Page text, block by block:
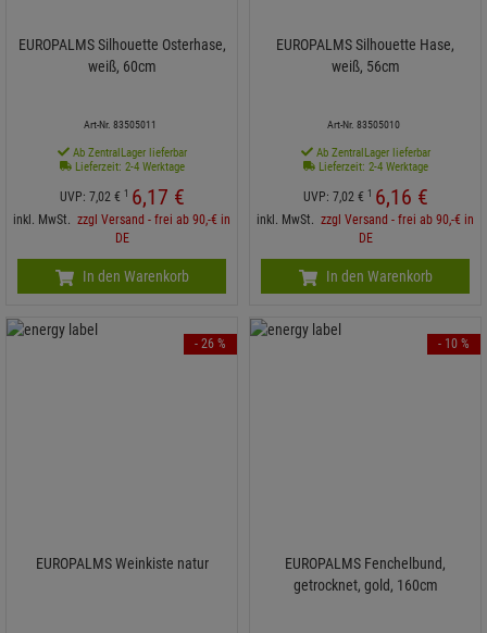
EUROPALMS Silhouette Osterhase,
weiß, 60cm
Art-Nr. 83505011
Ab ZentralLager lieferbar
Lieferzeit: 2-4 Werktage
UVP: 7,02 € 1 6,17 €
inkl. MwSt. zzgl Versand - frei ab 90,-€ in
DE
In den Warenkorb
EUROPALMS Silhouette Hase,
weiß, 56cm
Art-Nr. 83505010
Ab ZentralLager lieferbar
Lieferzeit: 2-4 Werktage
UVP: 7,02 € 1 6,16 €
inkl. MwSt. zzgl Versand - frei ab 90,-€ in
DE
In den Warenkorb
EUROPALMS Weinkiste natur
- 26 %
EUROPALMS Fenchelbund,
getrocknet, gold, 160cm
- 10 %